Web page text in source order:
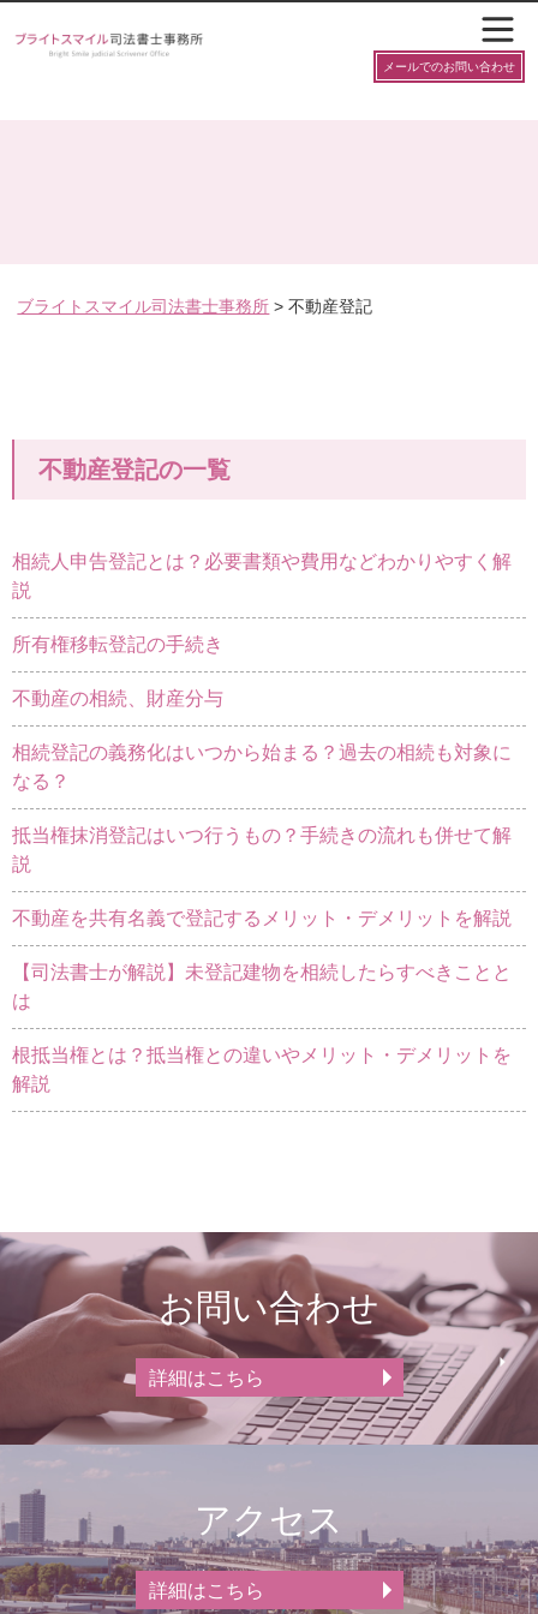
メールでのお問い合わせ
ブライトスマイル司法書士事務所 >不動産登記
不動産登記の一覧
相続人申告登記とは？必要書類や費用などわかりやすく解
説
所有権移転登記の手続き
不動産の相続、財産分与
相続登記の義務化はいつから始まる？過去の相続も対象に
なる？
抵当権抹消登記はいつ行うもの？手続きの流れも併せて解
説
不動産を共有名義で登記するメリット・デメリットを解説
【司法書士が解説】未登記建物を相続したらすべきことと
は
根抵当権とは？抵当権との違いやメリット・デメリットを
解説
お問い合わせ
詳細はこちら
アクセス
詳細はこちら